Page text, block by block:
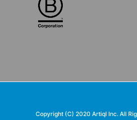
Copyright (C) 2020 Artiql Inc. All